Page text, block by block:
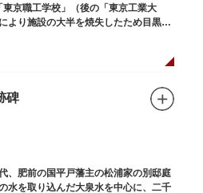
京職工学校」（後の「東京工業大
より施設の大半を焼失したため目黒に
碑
、肥前の国平戸藩主の松浦家の別邸庭
水を取り込んだ大泉水を中心に、二千